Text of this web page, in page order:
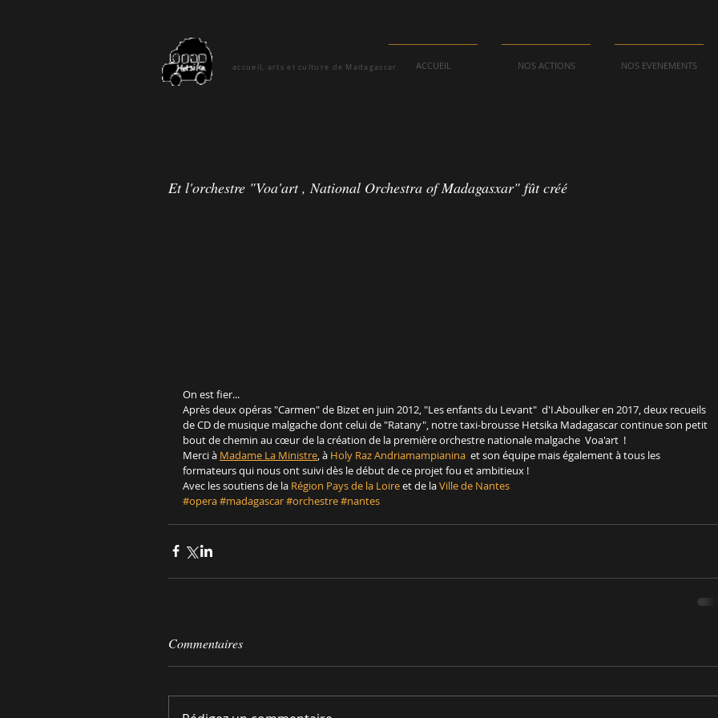
accueil, arts et culture de Madagascar ACCUEIL NOS ACTIONS NOS EVENEMENTS
Et l'orchestre "Voa'art , National Orchestra of Madagasxar" fût créé
On est fier...
Après deux opéras "Carmen" de Bizet en juin 2012, "Les enfants du Levant"  d'I.Aboulker en 2017, deux recueils
de CD de musique malgache dont celui de "Ratany", notre taxi-brousse Hetsika Madagascar continue son petit
bout de chemin au cœur de la création de la première orchestre nationale malgache  Voa'art  !
Merci à Madame La Ministre, à Holy Raz Andriamampianina
  et son équipe mais également à tous les
formateurs qui nous ont suivi dès le début de ce projet fou et ambitieux !
Avec les soutiens de la Région Pays de la Loire et de la Ville de Nantes
#opera#madagascar#orchestre#nantes
Commentaires